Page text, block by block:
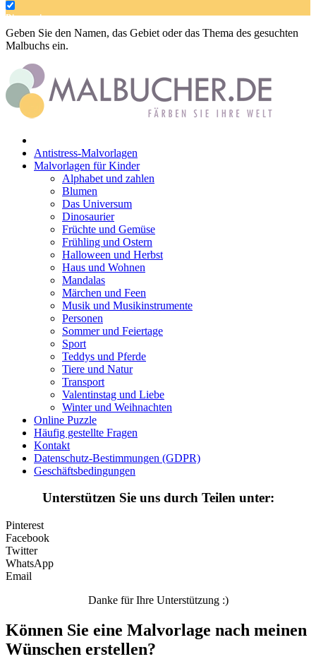
Dinosaurier
Früchte und Gemüse
Frühling und Ostern
Halloween und Herbst
Haus und Wohnen
Märchen und Feen
Musik und Musikinstrumente
Sommer und Feiertage
Teddys und Pferde
Tiere und Natur
Valentinstag und Liebe
Winter und Weihnachten
Unkategorisiert
Geben Sie den Namen, das Gebiet oder das Thema des gesuchten
Malbuchs ein.
Antistress-Malvorlagen
Malvorlagen für Kinder
Alphabet und zahlen
Blumen
Das Universum
Dinosaurier
Früchte und Gemüse
Frühling und Ostern
Halloween und Herbst
Haus und Wohnen
Mandalas
Märchen und Feen
Musik und Musikinstrumente
Personen
Sommer und Feiertage
Sport
Teddys und Pferde
Tiere und Natur
Transport
Valentinstag und Liebe
Winter und Weihnachten
Online Puzzle
Häufig gestellte Fragen
Kontakt
Datenschutz-Bestimmungen (GDPR)
Geschäftsbedingungen
Unterstützen Sie uns durch Teilen unter:
Pinterest
Facebook
Twitter
WhatsApp
Email
Danke für Ihre Unterstützung :)
Können Sie eine Malvorlage nach meinen
Wünschen erstellen?